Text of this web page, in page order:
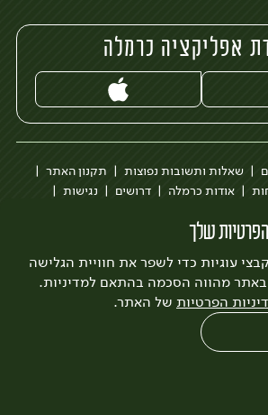
שלך
עוגיות כדי לשפר את חוויית הגלישה
מהווה הסכמה בהתאם למדיניות.
הפרטיות של האתר.
אפליקציה כרמלה
שאלות ותשובות נפוצות
תקנון האתר
אודות כרמלה דרושים
נגישות
בעדכון מדיניות פרטיות
עיצוב:3bears פיתוח:Quatro